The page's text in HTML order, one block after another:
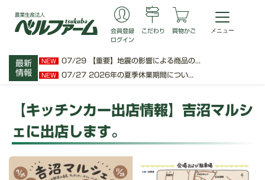
最新
情報
NEW 07/29 【重要】地震の影響による商品の...
NEW 07/27 2026年の夏季休業期間につい...
会員登録
ログイン
こだわり 買物かご
【キッチンカー出店情報】吉沼マルシ
ェに出店します。